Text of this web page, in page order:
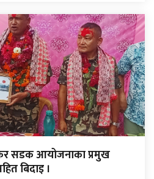
सडक आयोजनाका प्रमुख
बिदाइ ।